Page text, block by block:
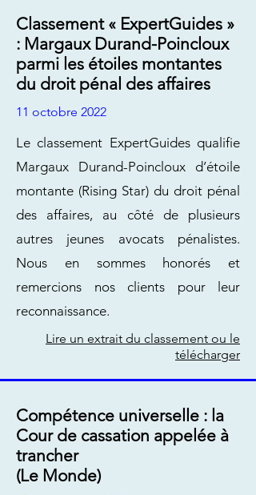
Classement « ExpertGuides »
: Margaux Durand-Poincloux
parmi les étoiles montantes
du droit pénal des affaires
11 octobre 2022
Le classement ExpertGuides qualifie
Margaux Durand-Poincloux d’étoile
montante (Rising Star) du droit pénal
des affaires, au côté de plusieurs
autres jeunes avocats pénalistes.
Nous en sommes honorés et
remercions nos clients pour leur
reconnaissance.
Lire un extrait du classement ou le
télécharger
Compétence universelle : la
Cour de cassation appelée à
trancher
(Le Monde)